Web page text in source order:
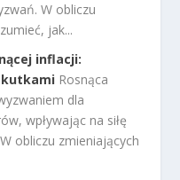
W obliczu
jak...
inflacji:
Rosnąca
dla
wpływając na siłę
obliczu zmieniających